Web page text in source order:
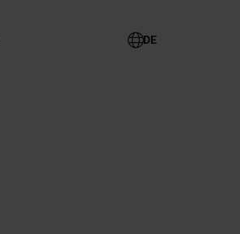
Select